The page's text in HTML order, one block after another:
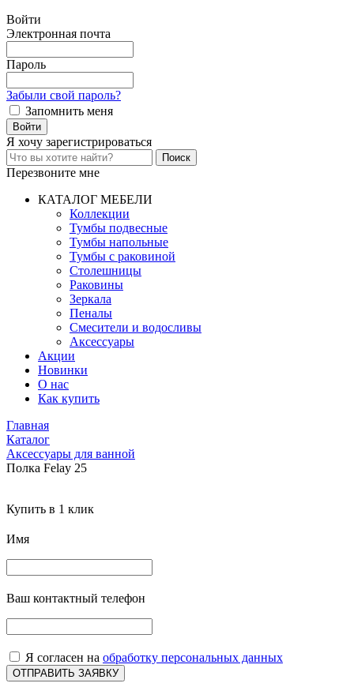
Войти
Электронная почта
Пароль
Забыли свой пароль?
Запомнить меня
Я хочу зарегистрироваться
Перезвоните мне
КАТАЛОГ МЕБЕЛИ
Коллекции
Тумбы подвесные
Тумбы напольные
Тумбы с раковиной
Столешницы
Раковины
Зеркала
Пеналы
Смесители и водосливы
Аксессуары
Акции
Новинки
О нас
Как купить
Главная
Каталог
Аксессуары для ванной
Полка Felay 25
Купить в 1 клик
Имя
Ваш контактный телефон
Я согласен на обработку персональных данных